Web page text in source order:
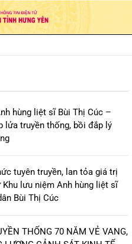
hùng liệt sĩ Bùi Thị Cúc –
lửa truyền thống, bồi đắp lý
tuyên truyền, lan tỏa giá trị
lưu niệm Anh hùng liệt sĩ
Bùi Thị Cúc
THỐNG 70 NĂM VẺ VANG,